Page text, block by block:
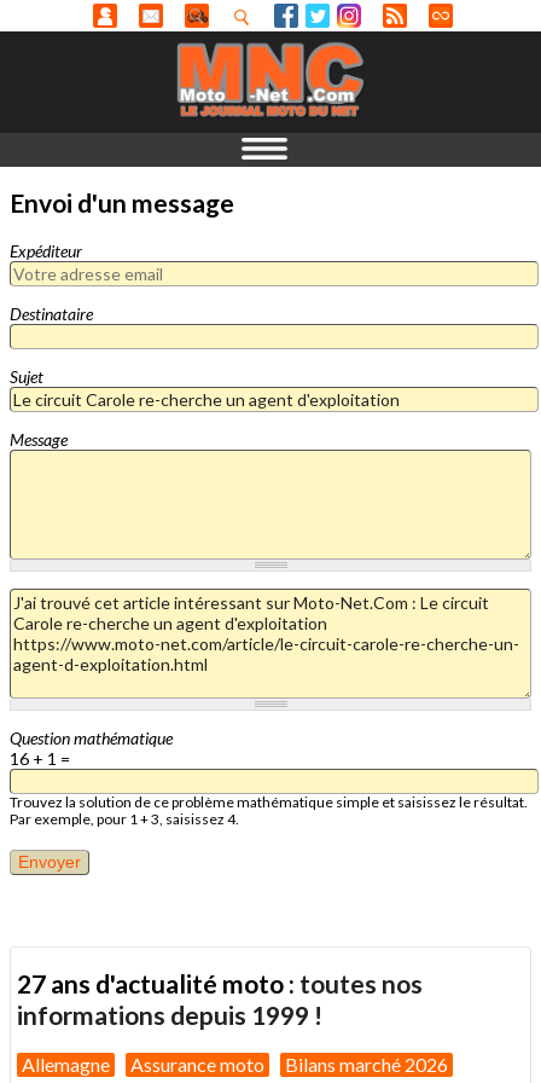
Envoi d'un message
Expéditeur
Destinataire
Sujet
Message
Question mathématique
16 + 1 =
Trouvez la solution de ce problème mathématique simple et saisissez le résultat.
Par exemple, pour 1 + 3, saisissez 4.
27 ans d'actualité moto : toutes nos
informations depuis 1999 !
Allemagne Assurance moto Bilans marché 2026